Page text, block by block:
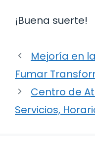
¡Buena suerte!
Mejoría en
Fumar
Centro de
Servicios,